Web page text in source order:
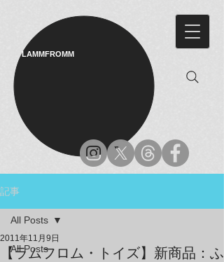
LAMMFROMM​
記事
All Posts
All Posts
【ラムフロム・トイズ】新商品：ふ
2011年11月9日